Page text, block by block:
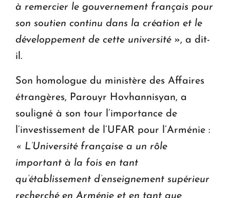
à remercier le gouvernement français pour
son soutien continu dans la création et le
développement de cette université», a dit-
il.
Son homologue du ministère des Affaires
étrangères, Parouyr Hovhannisyan, a
souligné à son tour l’importance de
l’investissement de l’UFAR pour l’Arménie :
« L’Université française a un rôle
important à la fois en tant
qu’établissement d’enseignement supérieur